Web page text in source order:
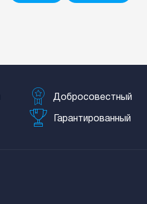
Добросовестный
Гарантированный